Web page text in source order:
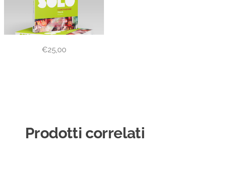
€25,00
Prodotti correlati